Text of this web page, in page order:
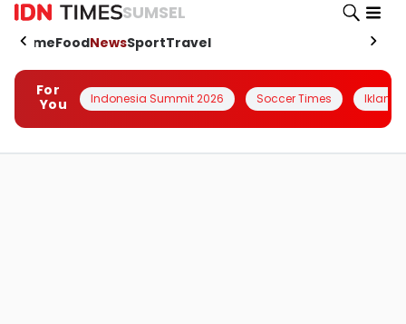
SUMSEL
HomeFoodNewsSportTravel
For
You
Indonesia Summit 2026 Soccer Times Iklanin